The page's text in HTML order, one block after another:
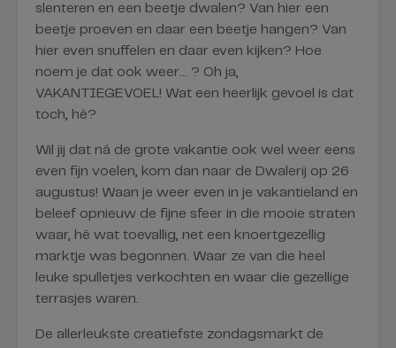
slenteren en een beetje dwalen? Van hier een
beetje proeven en daar een beetje hangen? Van
hier even snuffelen en daar even kijken? Hoe
noem je dat ook weer… ? Oh ja,
VAKANTIEGEVOEL! Wat een heerlijk gevoel is dat
toch, hè?
Wil jij dat ná de grote vakantie ook wel weer eens
even fijn voelen, kom dan naar de Dwalerij op 26
augustus! Waan je weer even in je vakantieland en
beleef opnieuw de fijne sfeer in die mooie straten
waar, hé wat toevallig, net een knoertgezellig
marktje was begonnen. Waar ze van die heel
leuke spulletjes verkochten en waar die gezellige
terrasjes waren.
De allerleukste creatiefste zondagsmarkt de